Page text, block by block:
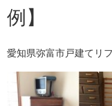
例】
愛知県弥富市戸建てリ